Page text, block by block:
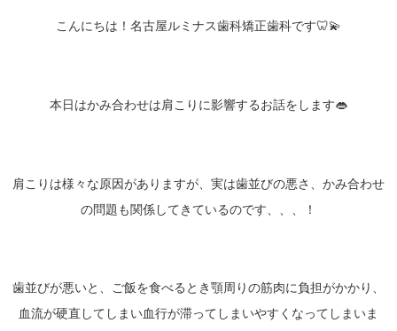
こんにちは！名古屋ルミナス歯科矯正歯科です🦷💫
本日はかみ合わせは肩こりに影響するお話をします👄
肩こりは様々な原因がありますが、実は歯並びの悪さ、かみ合わせ
の問題も関係してきているのです、、、！
歯並びが悪いと、ご飯を食べるとき顎周りの筋肉に負担がかかり、
血流が硬直してしまい血行が滞ってしまいやすくなってしまいま